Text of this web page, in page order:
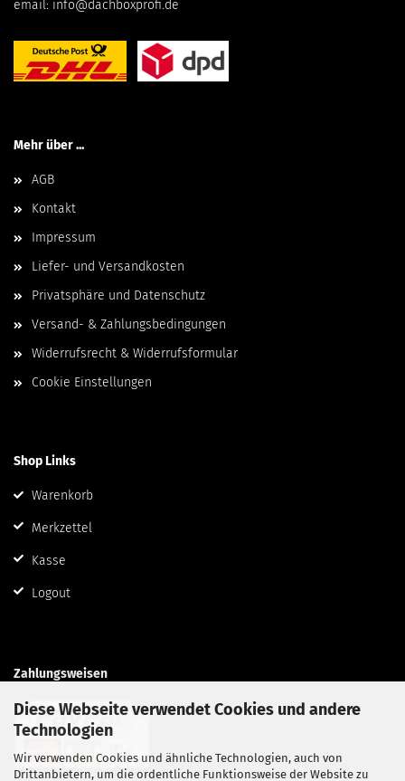
Diese Webseite verwendet Cookies und andere
Technologien
Wir verwenden Cookies und ähnliche Technologien, auch von
Drittanbietern, um die ordentliche Funktionsweise der Website zu
email: info@dachboxprofi.de
Mehr über ...
AGB
Kontakt
Impressum
Liefer- und Versandkosten
Privatsphäre und Datenschutz
Versand- & Zahlungsbedingungen
Widerrufsrecht & Widerrufsformular
Cookie Einstellungen
Shop Links
Warenkorb
Merkzettel
Kasse
Logout
Zahlungsweisen